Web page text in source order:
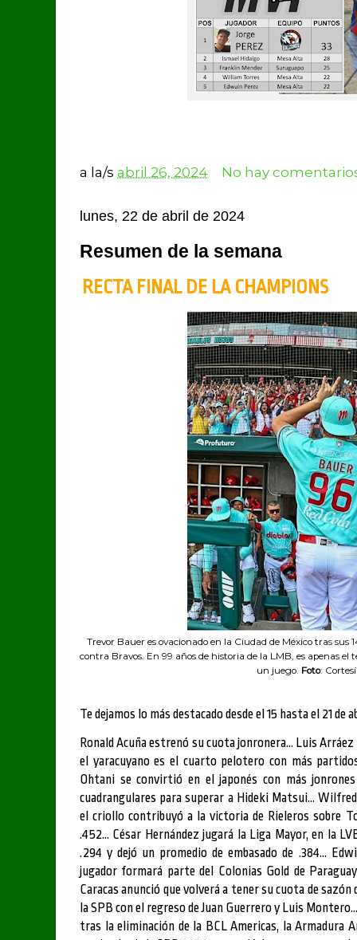
a la/s abril 26, 2024 No hay
lunes, 22 de abril de 2024
Resumen de la semana
RECTA FINAL DE LA CHAMPIONS
Trevor Bauer es ovacionado en la Ciudad de México tras
contra Bravos. En 99 años de historia de la LMB, es apenas
un juego. Foto:
Te dejamos lo más destacado desde el 15 hasta el 21 de
Ronald Acuña estrenó su cuota jonronera... Luis
el yaracuyano es el cuarto pelotero con más
Ohtani se convirtió en el japonés con más
cuadrangulares para superar a Hideki Matsui...
el criollo contribuyó a la victoria de Rieleros sobre
.452... César Hernández jugará la Liga Mayor, en la
.294 y dejó un promedio de embasado de .384...
jugador formará parte del Colonias Gold de
Caracas anunció que volverá a tener su cuota de
la SPB con el regreso de Juan Guerrero y Luis
tras la eliminación de la BCL Americas, la Armadura